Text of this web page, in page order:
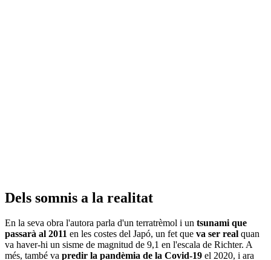
Dels somnis a la realitat
En la seva obra l'autora parla d'un terratrèmol i un tsunami que
passarà al 2011 en les costes del Japó, un fet que va ser real quan
va haver-hi un sisme de magnitud de 9,1 en l'escala de Richter. A
més, també va predir la pandèmia de la Covid-19 el 2020, i ara